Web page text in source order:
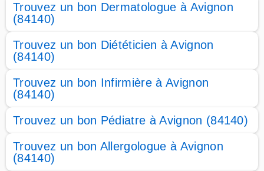
Trouvez un bon Dermatologue à Avignon
(84140)
Trouvez un bon Diététicien à Avignon
(84140)
Trouvez un bon Infirmière à Avignon
(84140)
Trouvez un bon Pédiatre à Avignon (84140)
Trouvez un bon Allergologue à Avignon
(84140)